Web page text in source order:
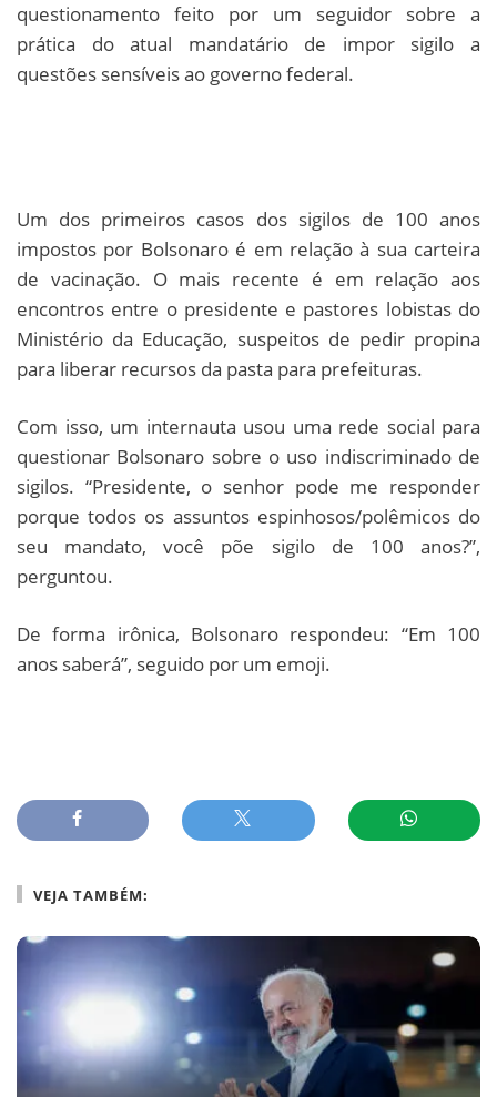
questionamento feito por um seguidor sobre a
prática do atual mandatário de impor sigilo a
questões sensíveis ao governo federal.
Um dos primeiros casos dos sigilos de 100 anos
impostos por Bolsonaro é em relação à sua carteira
de vacinação. O mais recente é em relação aos
encontros entre o presidente e pastores lobistas do
Ministério da Educação, suspeitos de pedir propina
para liberar recursos da pasta para prefeituras.
Com isso, um internauta usou uma rede social para
questionar Bolsonaro sobre o uso indiscriminado de
sigilos. “Presidente, o senhor pode me responder
porque todos os assuntos espinhosos/polêmicos do
seu mandato, você põe sigilo de 100 anos?”,
perguntou.
De forma irônica, Bolsonaro respondeu: “Em 100
anos saberá”, seguido por um emoji.
VEJA TAMBÉM: